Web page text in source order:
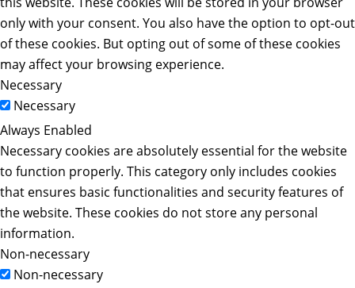
only with your consent. You also have the option to opt-out
of these cookies. But opting out of some of these cookies
may affect your browsing experience.
Necessary
Necessary
Always Enabled
Necessary cookies are absolutely essential for the website
to function properly. This category only includes cookies
that ensures basic functionalities and security features of
the website. These cookies do not store any personal
information.
Non-necessary
Non-necessary